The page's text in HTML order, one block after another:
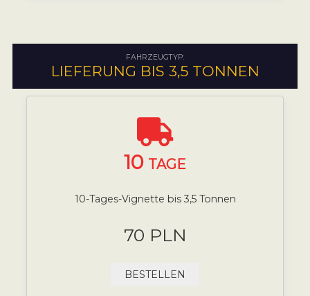
FAHRZEUGTYP:
LIEFERUNG BIS 3,5 TONNEN
10 TAGE
10-Tages-Vignette bis 3,5 Tonnen
70 PLN
BESTELLEN